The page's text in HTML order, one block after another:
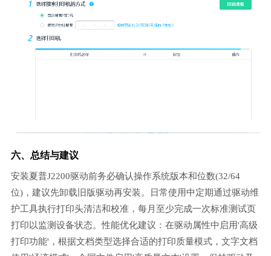
六、总结与建议
安装夏普J2200驱动前务必确认操作系统版本和位数(32/64
位)，建议先卸载旧版驱动再安装。日常使用中定期通过驱动维
护工具执行打印头清洁和校准，每月至少完成一次标准测试页
打印以监测设备状态。性能优化建议：在驱动属性中启用'高级
打印功能'，根据文档类型选择合适的打印质量模式，文字文档